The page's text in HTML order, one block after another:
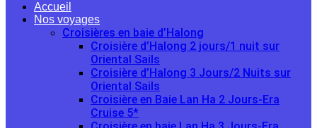
Accueil
Nos voyages
Croisières en baie d’Halong
Croisière d’Halong 2 jours/1 nuit sur
Oriental Sails
Croisière d’Halong 3 Jours/2 Nuits sur
Oriental Sails
Croisière en Baie Lan Ha 2 Jours-Era
Cruise 5*